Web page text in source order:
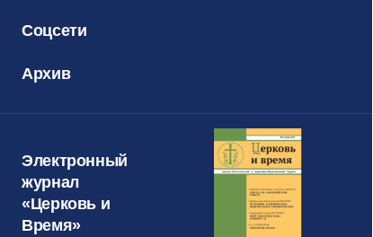
Соцсети
Архив
Электронный
журнал
«Церковь и
Время»